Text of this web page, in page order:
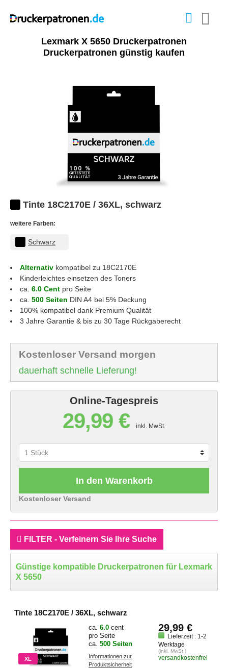
Lexmark X 5650 Druckerpatronen
Druckerpatronen günstig kaufen
Tinte 18C2170E / 36XL, schwarz
weitere Farben:
Schwarz
Alternativ kompatibel zu 18C2170E
Kinderleichtes einsetzen des Toners
ca. 6.0 Cent pro Seite
ca. 500 Seiten DIN A4 bei 5% Deckung
100% kompatibel dank Premium Qualität
3 Jahre Garantie & bis zu 30 Tage Rückgaberecht
Kostenloser Versand morgen
dauerhaft schnelle Lieferung!
Online-Tagespreis
29,99 € inkl. MwSt.
In den Warenkorb
Kostenloser Versand
FILTER - Verfeinern Sie Ihre Suche
Günstige kompatible Druckerpatronen für Lexmark
X 5650
Tinte 18C2170E / 36XL, schwarz
XL
ca. 6.0 cent
pro Seite
ca. 500 Seiten
Informationen zur
Produktsicherheit
29,99 €
Lieferzeit : 1-2
Werktage
(inkl. MwSt.)
versandkostenfrei